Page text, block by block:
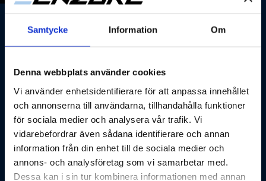
Samtycke Information Om
Denna webbplats använder cookies
Vi använder enhetsidentifierare för att anpassa innehållet
och annonserna till användarna, tillhandahålla funktioner
för sociala medier och analysera vår trafik. Vi
vidarebefordrar även sådana identifierare och annan
information från din enhet till de sociala medier och
annons- och analysföretag som vi samarbetar med.
Dessa kan i sin tur kombinera informationen med annan
Sharepoint
På Enzure vet vi hur viktigt det är att optimera
lagringsutrymme utan att kompromissa med säkerhet eller
tillgänglighet. SharePoint VersionClean tar hand om det åt
dig genom att effektivt ta bort gammal versionshistorik från
dina filer. Detta kan frigöra betydande mängder
lagringsutrymme och förbättra prestandan, utan att du
behöver radera några filer.